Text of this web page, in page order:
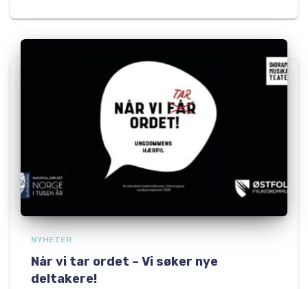
NYHETER
Når vi tar ordet – Vi søker nye
deltakere!